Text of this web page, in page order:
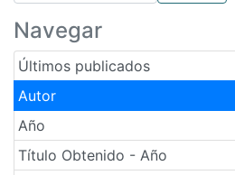
Navegar
Últimos publicados
Autor
Año
Título Obtenido - Año